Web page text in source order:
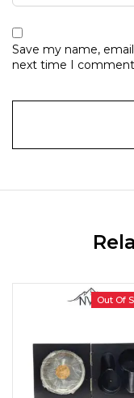
Save my name,
next time I
Out Of